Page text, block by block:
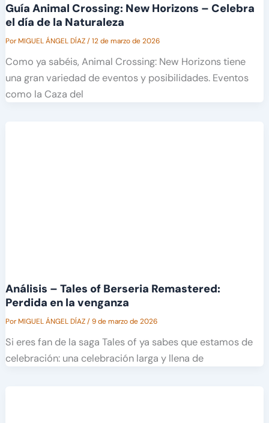
Guía Animal Crossing: New Horizons – Celebra
el día de la Naturaleza
PorMIGUEL ÁNGEL DÍAZ/12 de marzo de 2026
Como ya sabéis, Animal Crossing: New Horizons tiene
una gran variedad de eventos y posibilidades. Eventos
como la Caza del
Análisis – Tales of Berseria Remastered:
Perdida en la venganza
PorMIGUEL ÁNGEL DÍAZ/9 de marzo de 2026
Si eres fan de la saga Tales of ya sabes que estamos de
celebración: una celebración larga y llena de